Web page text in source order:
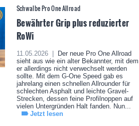
Schwalbe Pro One Allroad
Bewährter Grip plus reduzierter
RoWi
11.05.2026 |
Der neue Pro One Allroad
sieht aus wie ein alter Bekannter, mit dem
er allerdings nicht verwechselt werden
sollte. Mit dem G-One Speed gab es
jahrelang einen schnellen Allrounder für
schlechten Asphalt und leichte Gravel-
Strecken, dessen feine Profilnoppen auf
vielen Untergründen Halt fanden. Nun...
Jetzt lesen